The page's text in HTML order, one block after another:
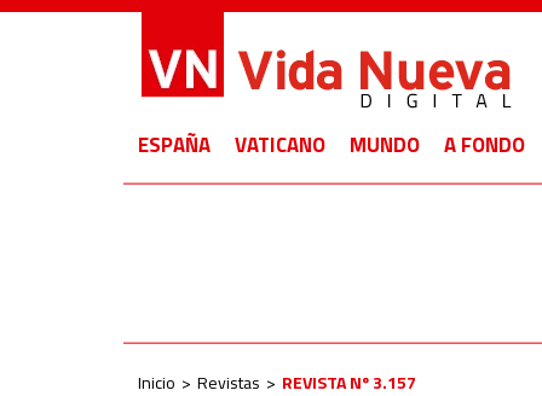
ESPAÑA VATICANO MUNDO A FONDO
Inicio Revistas REVISTA Nº 3.157